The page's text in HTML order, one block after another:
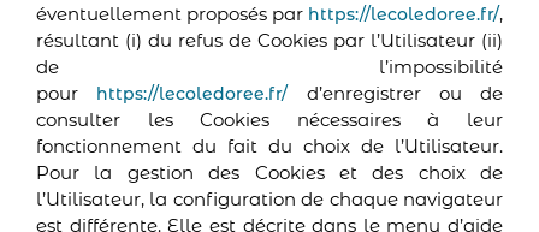
éventuellement proposés par https://lecoledoree.fr/,
résultant (i) du refus de Cookies par l’Utilisateur (ii)
de l’impossibilité
pour https://lecoledoree.fr/d’enregistrer ou de
consulter les Cookies nécessaires à leur
fonctionnement du fait du choix de l’Utilisateur.
Pour la gestion des Cookies et des choix de
l’Utilisateur, la configuration de chaque navigateur
est différente. Elle est décrite dans le menu d’aide